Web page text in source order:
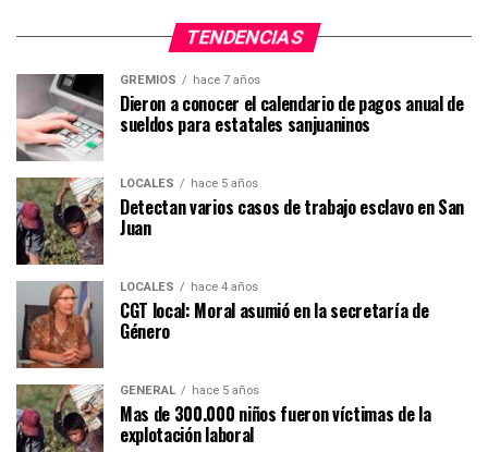
TENDENCIAS
GREMIOS hace 7 años
Dieron a conocer el calendario de pagos anual de
sueldos para estatales sanjuaninos
LOCALES hace 5 años
Detectan varios casos de trabajo esclavo en San
Juan
LOCALES hace 4 años
CGT local: Moral asumió en la secretaría de
Género
GENERAL hace 5 años
Mas de 300.000 niños fueron víctimas de la
explotación laboral